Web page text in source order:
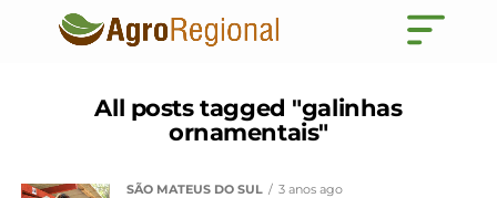
All posts tagged "galinhas
ornamentais"
SÃO MATEUS DO SUL 3 anos ago